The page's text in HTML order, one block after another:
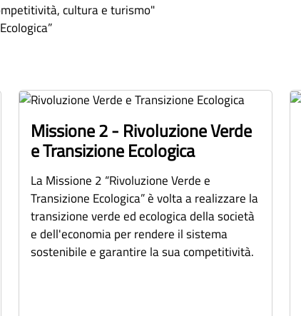
cultura e turismo"
Missione 2 - Rivoluzione Verde
e Transizione Ecologica
La Missione 2 “Rivoluzione Verde e
Transizione Ecologica” è volta a realizzare la
transizione verde ed ecologica della società
e dell'economia per rendere il sistema
sostenibile e garantire la sua competitività.